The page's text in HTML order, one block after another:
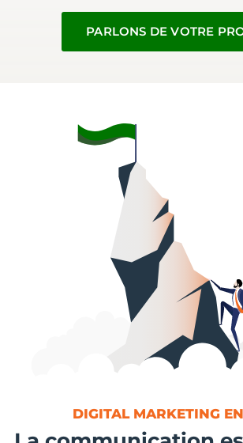
PARLONS DE VOTRE
DIGITAL MARKETING